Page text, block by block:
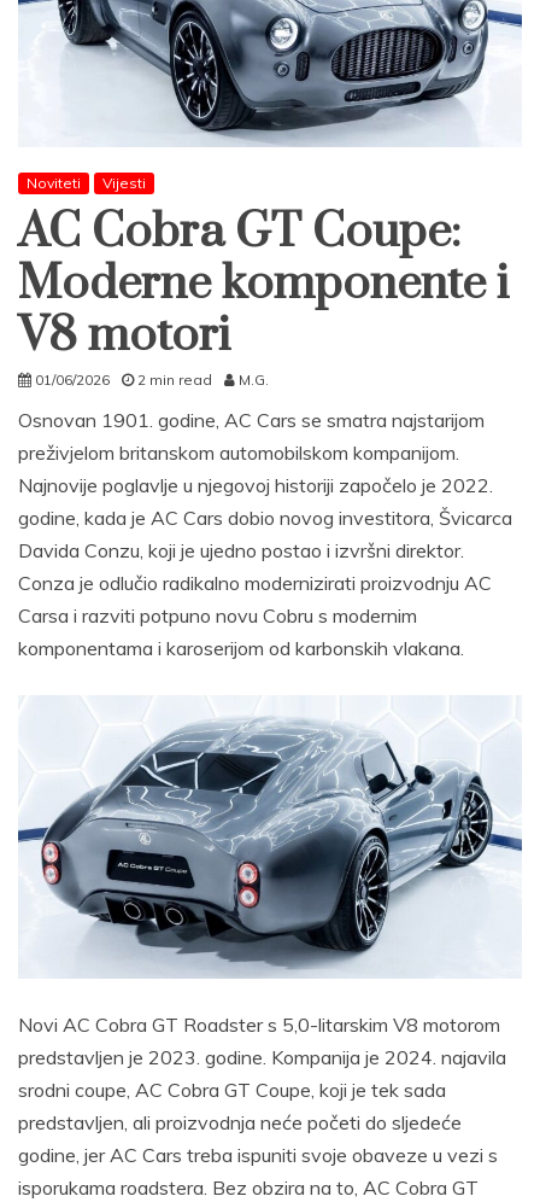
Noviteti Vijesti
AC Cobra GT Coupe:
Moderne komponente i
V8 motori
01/06/2026 2 min read M.G.
Osnovan 1901. godine, AC Cars se smatra najstarijom
preživjelom britanskom automobilskom kompanijom.
Najnovije poglavlje u njegovoj historiji započelo je 2022.
godine, kada je AC Cars dobio novog investitora, Švicarca
Davida Conzu, koji je ujedno postao i izvršni direktor.
Conza je odlučio radikalno modernizirati proizvodnju AC
Carsa i razviti potpuno novu Cobru s modernim
komponentama i karoserijom od karbonskih vlakana.
Novi AC Cobra GT Roadster s 5,0-litarskim V8 motorom
predstavljen je 2023. godine. Kompanija je 2024. najavila
srodni coupe, AC Cobra GT Coupe, koji je tek sada
predstavljen, ali proizvodnja neće početi do sljedeće
godine, jer AC Cars treba ispuniti svoje obaveze u vezi s
isporukama roadstera. Bez obzira na to, AC Cobra GT